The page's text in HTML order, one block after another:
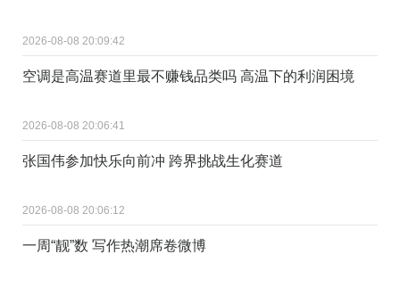
2026-08-08 20:09:42
空调是高温赛道里最不赚钱品类吗 高温下的利润困境
2026-08-08 20:06:41
张国伟参加快乐向前冲 跨界挑战生化赛道
2026-08-08 20:06:12
一周“靓”数 写作热潮席卷微博